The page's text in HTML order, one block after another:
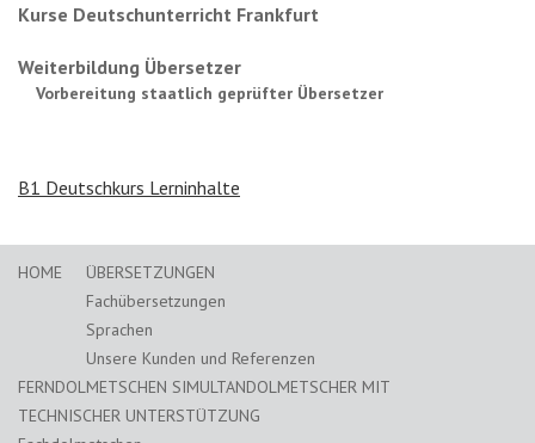
Kurse Deutschunterricht Frankfurt
Weiterbildung Übersetzer
Vorbereitung staatlich geprüfter Übersetzer
B1 Deutschkurs Lerninhalte
HOME
ÜBERSETZUNGEN
Fachübersetzungen
Sprachen
Unsere Kunden und Referenzen
FERNDOLMETSCHEN SIMULTANDOLMETSCHER MIT
TECHNISCHER UNTERSTÜTZUNG